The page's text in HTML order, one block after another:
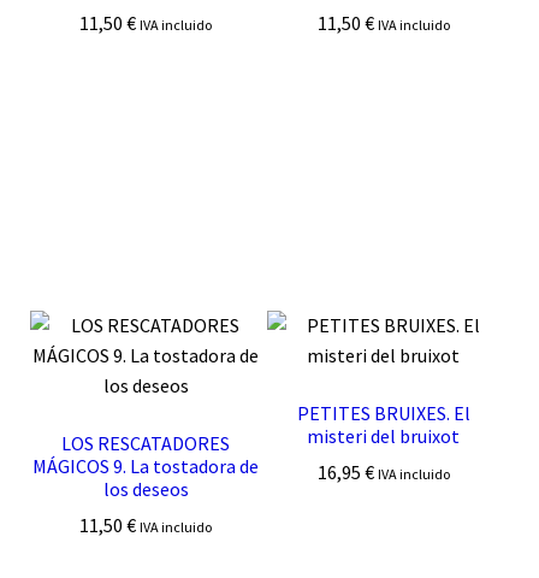
11,50€ IVA incluido
11,50 € IVA incluido
LOS RESCATADORES
MÁGICOS 9. La tostadora de
los deseos
11,50€ IVA incluido
PETITES BRUIXES. El
misteri del bruixot
16,95 € IVA incluido